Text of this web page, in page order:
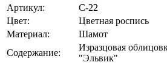
Артикул:
С-22
Цвет:
Цветная роспись
Материал:
Шамот
Содержание:
Изразцовая
"Эльвик"